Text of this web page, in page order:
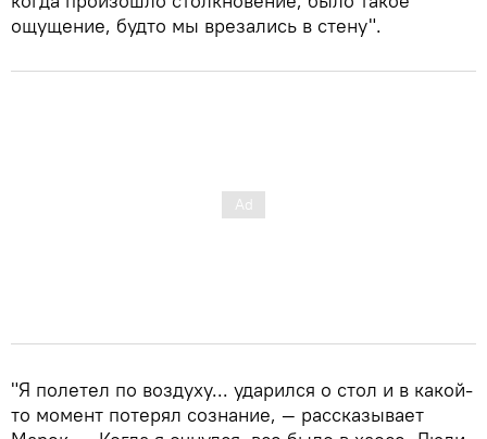
ощущение, будто мы врезались в стену".
"Я полетел по воздуху... ударился о стол и в какой-
то момент потерял сознание, — рассказывает